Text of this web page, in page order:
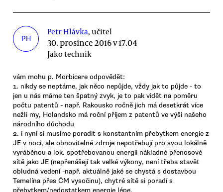
PH
Petr Hlávka, učitel
30. prosince 2016 v 17.04
Jako technik
vám mohu p. Morbicere odpovědět:
1. nikdy se neptáme, jak něco nepůjde, vždy jak to půjde - to
jen u nás máme ten špatný zvyk, je to pak vidět na poměru
počtu patentů - např. Rakousko ročně jich má desetkrát více
nežli my, Holandsko má roční příjem z patentů ve výši našeho
národního důchodu
2. i nyní si musíme poradit s konstantním přebytkem energie z
JE v noci, ale obnovitelné zdroje nepotřebují pro svou lokálně
vyráběnou a lok. spotřebovanou energii nákladné přenosové
sítě jako JE (nepřenášejí tak velké výkony, není třeba stavět
obludná vedení -např. aktuálně jaké se chystá s dostavbou
Temelína přes ČM vysočinu), chytré sítě si poradí s